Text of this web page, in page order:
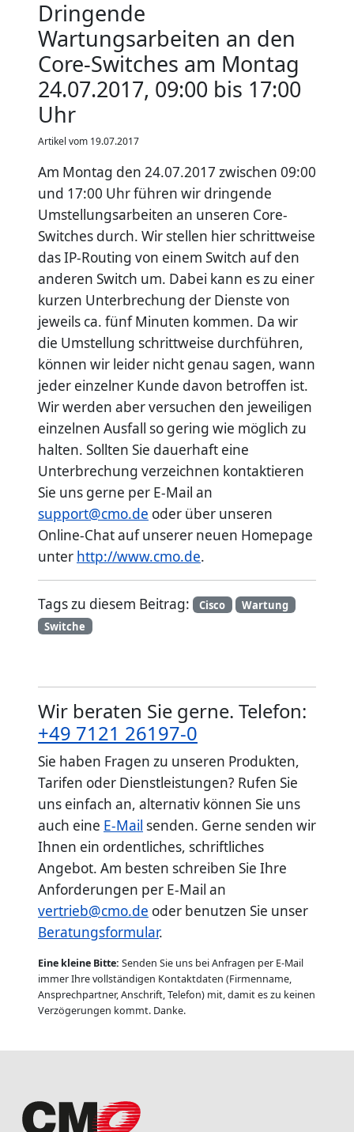
Dringende
Wartungsarbeiten an den
Core-Switches am Montag
24.07.2017, 09:00 bis 17:00
Uhr
Artikel vom 19.07.2017
Am Montag den 24.07.2017 zwischen 09:00
und 17:00 Uhr führen wir dringende
Umstellungsarbeiten an unseren Core-
Switches durch. Wir stellen hier schrittweise
das IP-Routing von einem Switch auf den
anderen Switch um. Dabei kann es zu einer
kurzen Unterbrechung der Dienste von
jeweils ca. fünf Minuten kommen. Da wir
die Umstellung schrittweise durchführen,
können wir leider nicht genau sagen, wann
jeder einzelner Kunde davon betroffen ist.
Wir werden aber versuchen den jeweiligen
einzelnen Ausfall so gering wie möglich zu
halten. Sollten Sie dauerhaft eine
Unterbrechung verzeichnen kontaktieren
Sie uns gerne per E-Mail an
support@cmo.de oder über unseren
Online-Chat auf unserer neuen Homepage
unter http://www.cmo.de.
Tags zu diesem Beitrag: Cisco
Wartung
Switche
Wir beraten Sie gerne. Telefon:
+49 7121 26197-0
Sie haben Fragen zu unseren Produkten,
Tarifen oder Dienstleistungen? Rufen Sie
uns einfach an, alternativ können Sie uns
auch eine E-Mail senden. Gerne senden wir
Ihnen ein ordentliches, schriftliches
Angebot. Am besten schreiben Sie Ihre
Anforderungen per E-Mail an
vertrieb@cmo.de oder benutzen Sie unser
Beratungsformular.
Eine kleine Bitte: Senden Sie uns bei Anfragen per E-Mail
immer Ihre vollständigen Kontaktdaten (Firmenname,
Ansprechpartner, Anschrift, Telefon) mit, damit es zu keinen
Verzögerungen kommt. Danke.